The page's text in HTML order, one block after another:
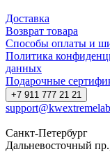
Доставка
Возврат товара
Способы оплаты и
Политика
данных
Подарочные
+7 911 777 21 21
Санкт-Петербург
Дальневосточный